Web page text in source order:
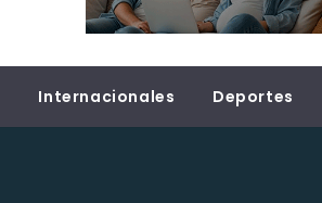
Internacionales Deportes